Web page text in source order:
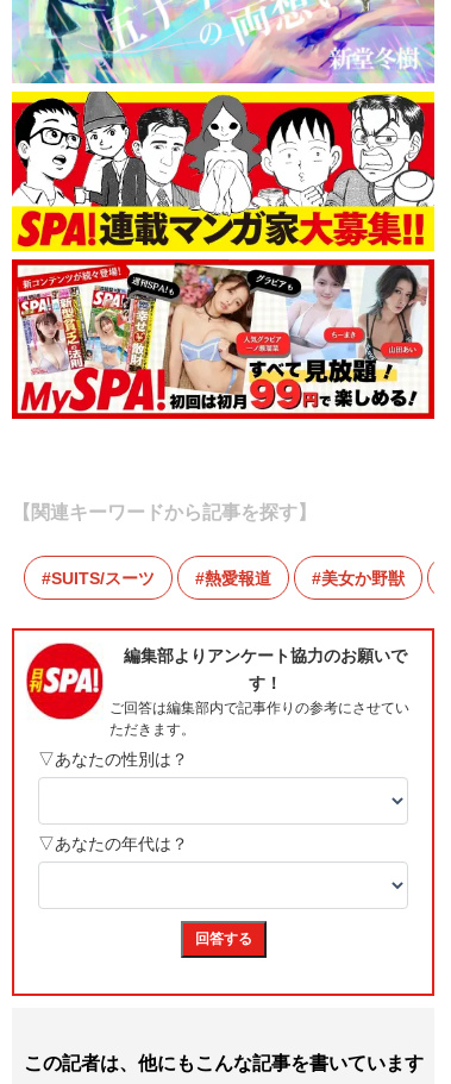
【関連キーワードから記事を探す】
SUITS/スーツ 熱愛報道 美女か野獣
この記者は、他にもこんな記事を書いています